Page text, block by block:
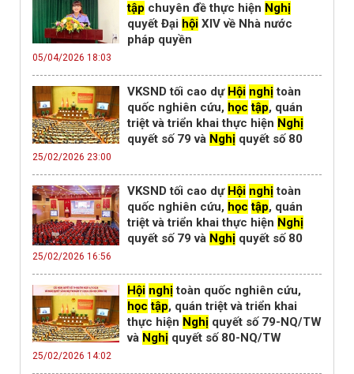
tập chuyên đề thực hiện Nghị
quyết Đại hội XIV về Nhà nước
pháp quyền
05/04/2026 18:03
VKSND tối cao dự Hội nghị toàn
quốc nghiên cứu, học tập, quán
triệt và triển khai thực hiện Nghị
quyết số 79 và Nghị quyết số 80
25/02/2026 23:00
VKSND tối cao dự Hội nghị toàn
quốc nghiên cứu, học tập, quán
triệt và triển khai thực hiện Nghị
quyết số 79 và Nghị quyết số 80
25/02/2026 16:56
Hội nghị toàn quốc nghiên cứu,
học tập, quán triệt và triển khai
thực hiện Nghị quyết số 79-NQ/TW
và Nghị quyết số 80-NQ/TW
25/02/2026 14:02